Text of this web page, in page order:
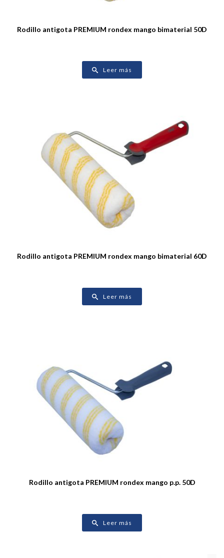
Rodillo antigota PREMIUM rondex mango bimaterial 50D
Leer más
Rodillo antigota PREMIUM rondex mango bimaterial 60D
Leer más
Rodillo antigota PREMIUM rondex mango p.p. 50D
Leer más